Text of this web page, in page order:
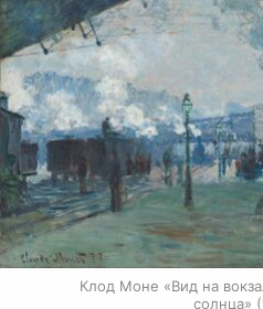
Клод Моне «Вид на
солнца»